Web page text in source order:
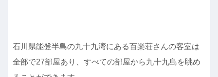
石川県能登半島の九十九湾にある百楽荘さんの客室は
全部で27部屋あり、すべての部屋から九十九島を眺め